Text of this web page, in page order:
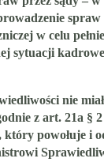
w celu
sytuacji
nie
z art. 21a §
powołuje